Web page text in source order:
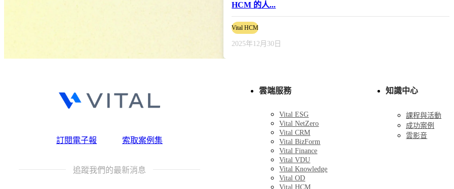
HCM 的人...
Vital HCM
2025年12月30日
訂閱電子報 索取案例集
追蹤我們的最新消息
雲端服務
Vital ESG
Vital NetZero
Vital CRM
Vital BizForm
Vital Finance
Vital VDU
Vital Knowledge
Vital OD
Vital HCM
知識中心
課程與活動
成功案例
雲影音